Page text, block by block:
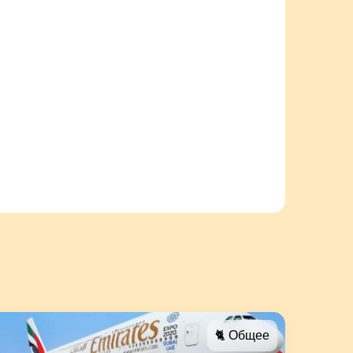
🐈 Общее